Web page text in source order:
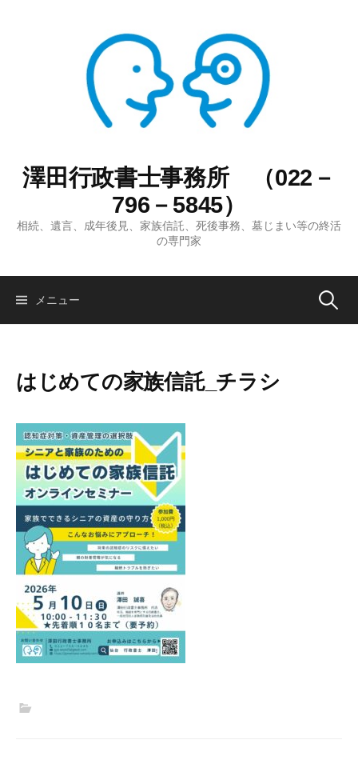
澤田行政書士事務所 （022－
796－5845）
相続、遺言、成年後見、家族信託、死後事務、墓じまい等の終活
の専門家
メニュー 検
はじめての家族信託_チラシ